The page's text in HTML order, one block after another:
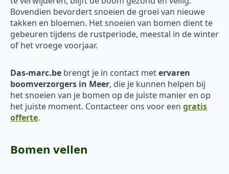
Bovendien bevordert snoeien de groei van nieuwe
takken en bloemen. Het snoeien van bomen dient te
gebeuren tijdens de rustperiode, meestal in de winter
of het vroege voorjaar.
Das-marc.be brengt je in contact metervaren
boomverzorgers in Meer, die je kunnen helpen bij
het snoeien van je bomen op de juiste manier en op
het juiste moment. Contacteer ons voor een gratis
offerte.
Bomen vellen